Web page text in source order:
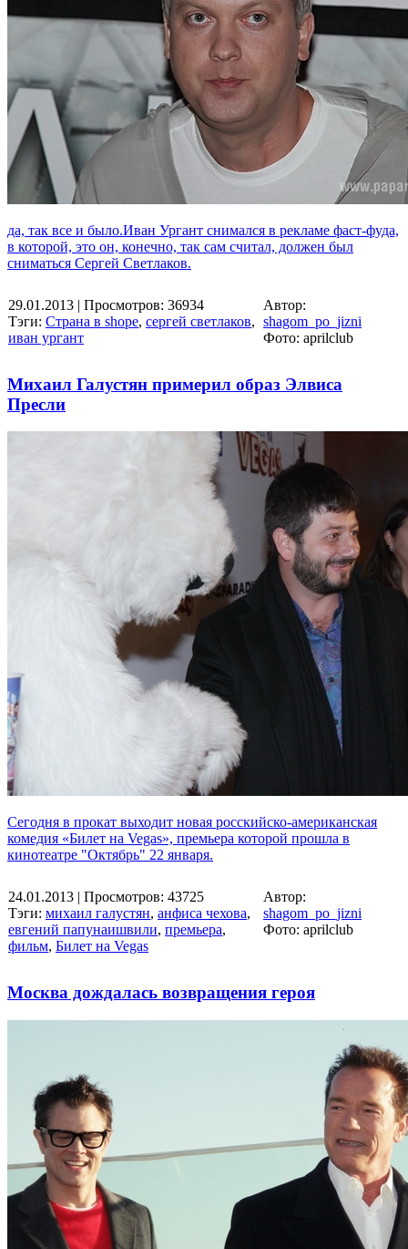
да, так все и было.Иван Ургант снимался в рекламе фаст-фуда,
в которой, это он, конечно, так сам считал, должен был
сниматься Сергей Светлаков.
29.01.2013 | Просмотров: 36934
Тэги: Страна в shope, сергей светлаков,
иван ургант
Автор:
shagom_po_jizni
Фото: aprilclub
Михаил Галустян примерил образ Элвиса
Пресли
Сегодня в прокат выходит новая росскийско-американская
комедия «Билет на Vegas», премьера которой прошла в
кинотеатре "Октябрь" 22 января.
24.01.2013 | Просмотров: 43725
Тэги: михаил галустян, анфиса чехова,
евгений папунаишвили, премьера,
фильм, Билет на Vegas
Автор:
shagom_po_jizni
Фото: aprilclub
Москва дождалась возвращения героя